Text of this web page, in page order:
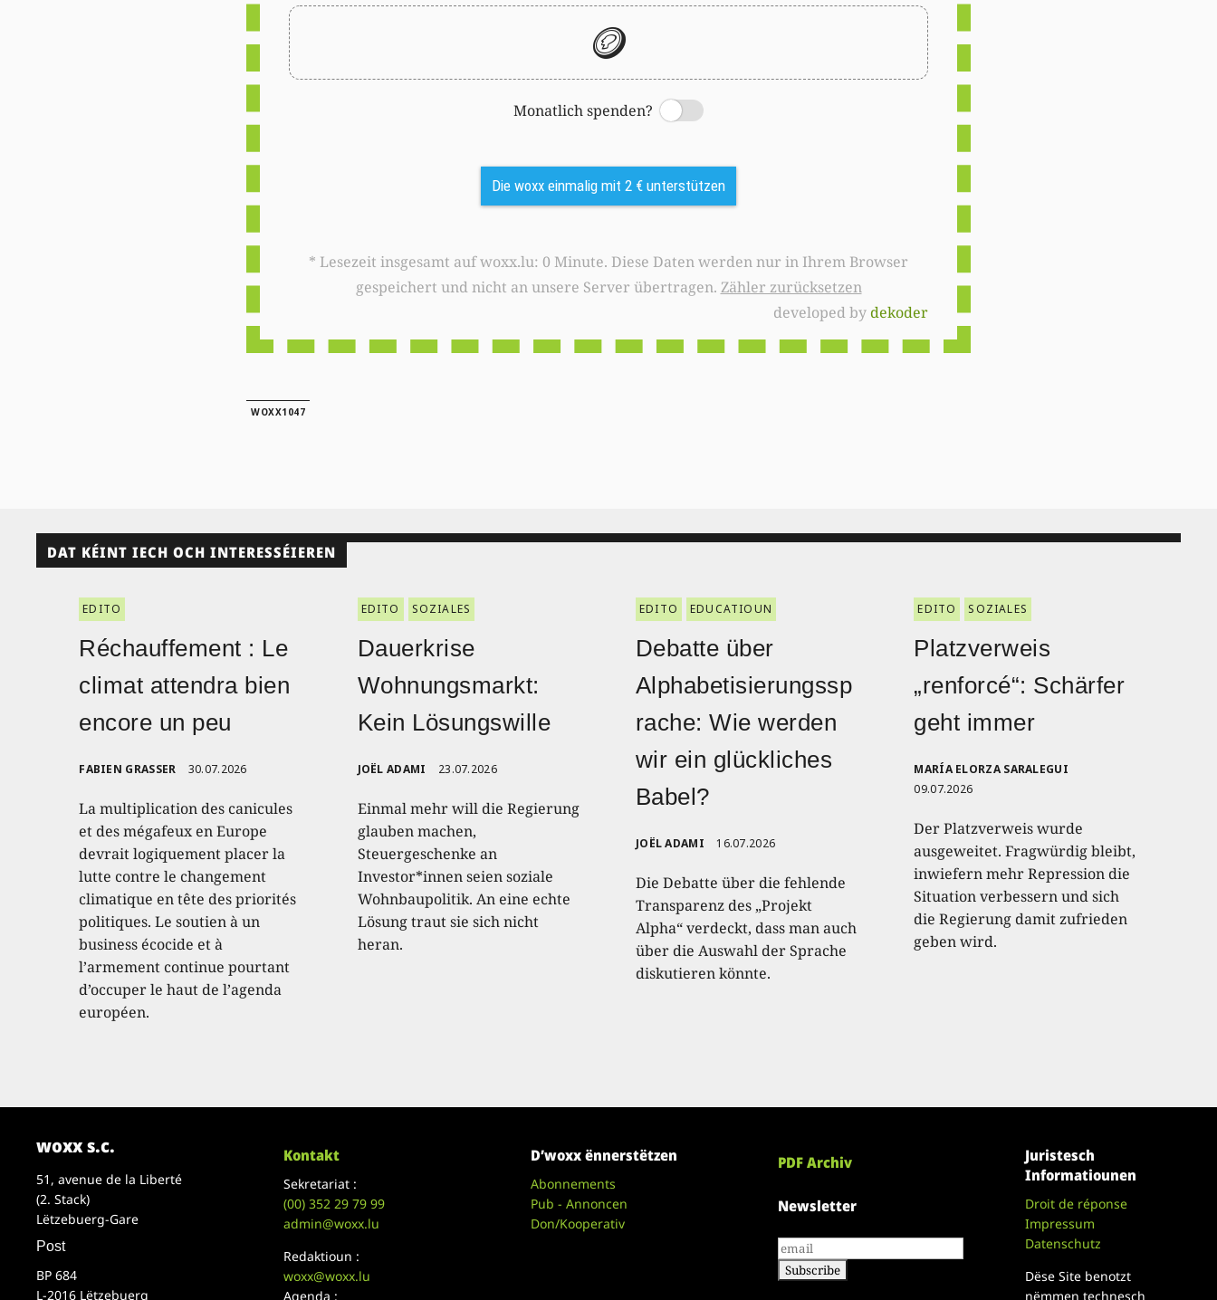
🪙
Monatlich spenden?
Switch
Die woxx einmalig mit 2 € unterstützen
* Lesezeit insgesamt auf woxx.lu: 0 Minute. Diese Daten werden nur in Ihrem Browser
gespeichert und nicht an unsere Server übertragen. Zähler zurücksetzen
developed bydekoder
WOXX1047
DAT KÉINT IECH OCH INTERESSÉIEREN
EDITO
Réchauffement : Le
climat attendra bien
encore un peu
FABIEN GRASSER 30.07.2026
La multiplication des canicules
et des mégafeux en Europe
devrait logiquement placer la
lutte contre le changement
climatique en tête des priorités
politiques. Le soutien à un
business écocide et à
l’armement continue pourtant
d’occuper le haut de l’agenda
européen.
EDITO SOZIALES
Dauerkrise
Wohnungsmarkt:
Kein Lösungswille
JOËL ADAMI 23.07.2026
Einmal mehr will die Regierung
glauben machen,
Steuergeschenke an
Investor*innen seien soziale
Wohnbaupolitik. An eine echte
Lösung traut sie sich nicht
heran.
EDITO EDUCATIOUN
Debatte über
Alphabetisierungssp
rache: Wie werden
wir ein glückliches
Babel?
JOËL ADAMI 16.07.2026
Die Debatte über die fehlende
Transparenz des „Projekt
Alpha“ verdeckt, dass man auch
über die Auswahl der Sprache
diskutieren könnte.
EDITO SOZIALES
Platzverweis
„renforcé“: Schärfer
geht immer
MARÍA ELORZA SARALEGUI
09.07.2026
Der Platzverweis wurde
ausgeweitet. Fragwürdig bleibt,
inwiefern mehr Repression die
Situation verbessern und sich
die Regierung damit zufrieden
geben wird.
woxx s.c.
51, avenue de la Liberté
(2. Stack)
Lëtzebuerg-Gare
Post
BP 684
L-2016 Lëtzebuerg
Kontakt
Sekretariat :
(00)352 29 79 99
admin@woxx.lu
Redaktioun :
woxx@woxx.lu
Agenda :
D’woxx ënnerstëtzen
Abonnements
Pub - Annoncen
Don/Kooperativ
PDF Archiv
Newsletter
Juristesch
Informatiounen
Droit de réponse
Impressum
Datenschutz
Dëse Site benotzt
nëmmen technesch